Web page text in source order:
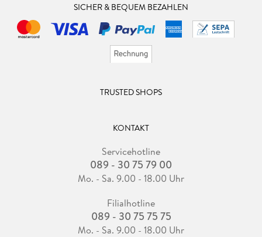
SICHER & BEQUEM BEZAHLEN
TRUSTED SHOPS
KONTAKT
Servicehotline
089 - 30 75 79 00
Mo. - Sa. 9.00 - 18.00 Uhr
Filialhotline
089 - 30 75 75 75
Mo. - Sa. 9.00 - 18.00 Uhr